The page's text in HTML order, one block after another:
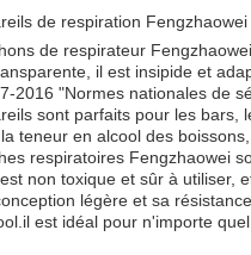
de respiration Fengzhaowei
de respirateur
il est insipide et
2016 "Normes nationales de
sont parfaits pour les bars,
teneur en alcool des
respiratoires Fengzhaowei
non toxique et sûr à utiliser,
légère et sa
est idéal pour n'importe